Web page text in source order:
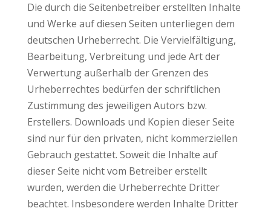
Die durch die Seitenbetreiber erstellten Inhalte
und Werke auf diesen Seiten unterliegen dem
deutschen Urheberrecht. Die Vervielfältigung,
Bearbeitung, Verbreitung und jede Art der
Verwertung außerhalb der Grenzen des
Urheberrechtes bedürfen der schriftlichen
Zustimmung des jeweiligen Autors bzw.
Erstellers. Downloads und Kopien dieser Seite
sind nur für den privaten, nicht kommerziellen
Gebrauch gestattet. Soweit die Inhalte auf
dieser Seite nicht vom Betreiber erstellt
wurden, werden die Urheberrechte Dritter
beachtet. Insbesondere werden Inhalte Dritter